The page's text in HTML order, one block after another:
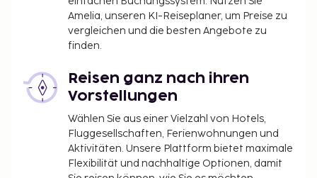
Amelia, unseren KI-Reiseplaner, um Preise zu
vergleichen und die besten Angebote zu
finden.
Reisen ganz nach ihren
Vorstellungen
Wählen Sie aus einer Vielzahl von Hotels,
Fluggesellschaften, Ferienwohnungen und
Aktivitäten. Unsere Plattform bietet maximale
Flexibilität und nachhaltige Optionen, damit